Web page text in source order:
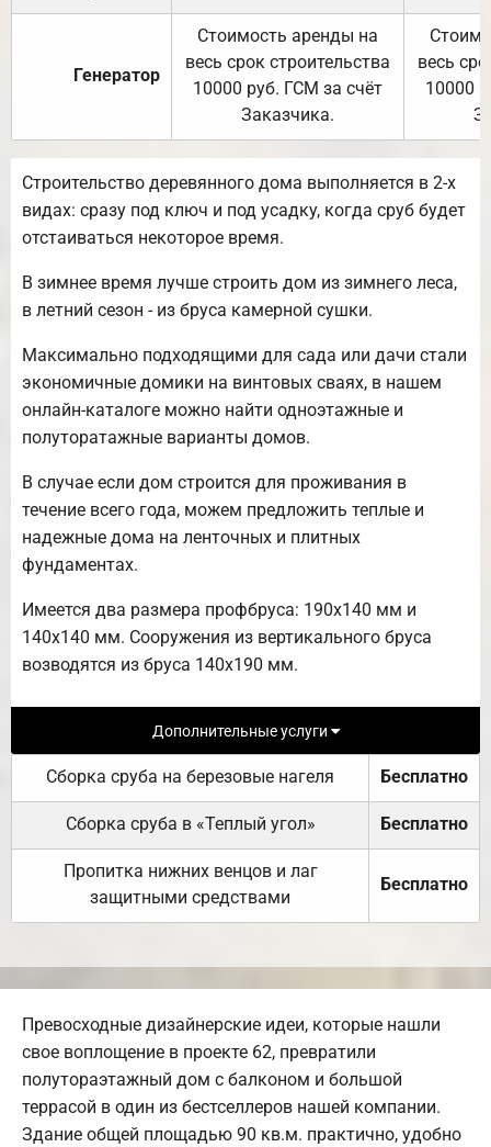
Генератор
Стоимость аренды на
весь срок строительства
10000 руб. ГСМ за счёт
Заказчика.
весь
10000
Строительство деревянного дома выполняется в 2-х
видах: сразу под ключ и под усадку, когда сруб будет
отстаиваться некоторое время.
В зимнее время лучше строить дом из зимнего леса,
в летний сезон - из бруса камерной сушки.
Максимально подходящими для сада или дачи стали
экономичные домики на винтовых сваях, в нашем
онлайн-каталоге можно найти одноэтажные и
полуторатажные варианты домов.
В случае если дом строится для проживания в
течение всего года, можем предложить теплые и
надежные дома на ленточных и плитных
фундаментах.
Имеется два размера профбруса: 190х140 мм и
140х140 мм. Сооружения из вертикального бруса
возводятся из бруса 140х190 мм.
Дополнительные услуги
Сборка сруба на березовые нагеля Бесплатно
Сборка сруба в «Теплый угол» Бесплатно
Пропитка нижних венцов и лаг
защитными средствами
Бесплатно
Превосходные дизайнерские идеи, которые нашли
свое воплощение в проекте 62, превратили
полутораэтажный дом с балконом и большой
террасой в один из бестселлеров нашей компании.
Здание общей площадью 90 кв.м. практично, удобно